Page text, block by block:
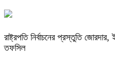
রাষ্ট্রপতি নির্বাচনের প্রস্তুতি
তফসিল